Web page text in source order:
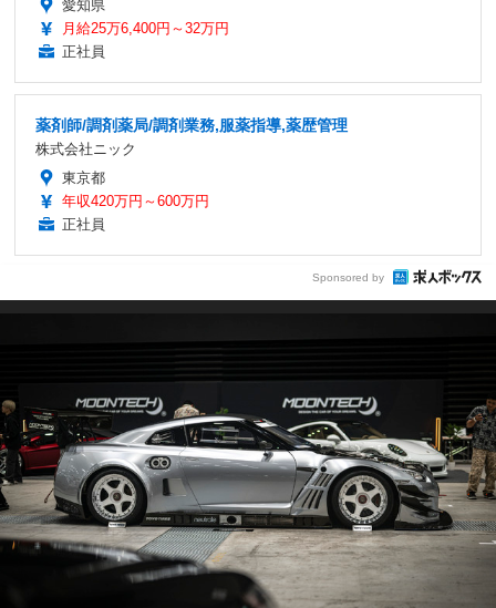
愛知県
月給25万6,400円～32万円
正社員
薬剤師/調剤薬局/調剤業務,服薬指導,薬歴管理
株式会社ニック
東京都
年収420万円～600万円
正社員
Sponsored by